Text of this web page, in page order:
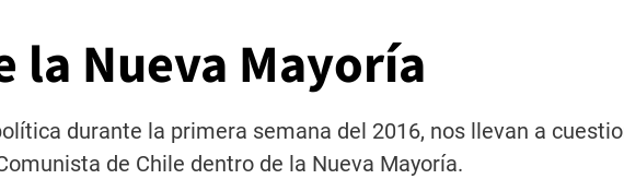
la Nueva Mayoría
durante la primera semana del 2016, nos llevan a
de Chile dentro de la Nueva Mayoría.